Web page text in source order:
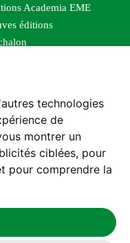
technologies
de
montrer un
ciblées, pour
pour comprendre la
Academia EME
éditions
Sutton
impliqués
les éditeurs
structures